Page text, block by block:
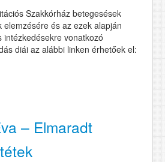
Szakkórház betegesések
és az ezek alapján
intézkedésekre vonatkozó
diái az alábbi linken érhetőek el:
– Elmaradt